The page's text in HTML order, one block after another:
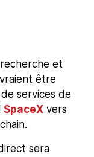
et
être
services de
SpaceX vers
sera